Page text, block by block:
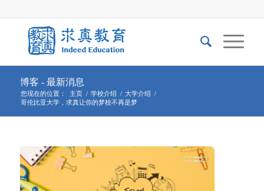
博客 - 最新消息
您现在的位置： 主页 / 学校介绍 / 大学介绍 /
哥伦比亚大学，求真让你的梦校不再是梦